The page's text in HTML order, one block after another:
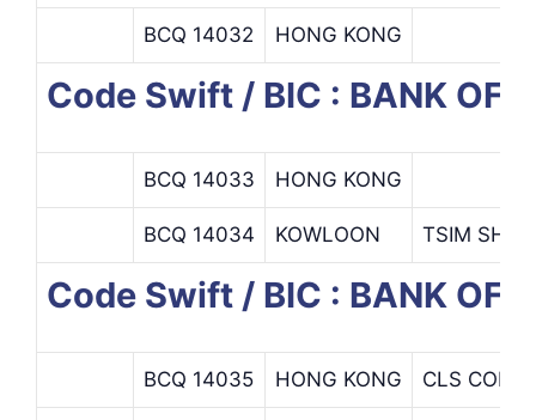
BCQ 14032 HONG KONG
Code Swift / BIC : BANK OF
BCQ 14033 HONG KONG
BCQ 14034 KOWLOON TSIM SHA
Code Swift / BIC : BANK OF
BCQ 14035 HONG KONG CLS